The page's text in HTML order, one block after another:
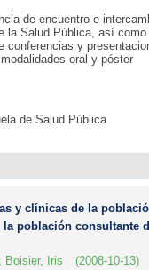
de encuentro e
la Salud Pública, así
conferencias y
oral y póster
de Salud Pública
y clínicas de la
población consultante
; Boisier, Iris (2008-10-13)